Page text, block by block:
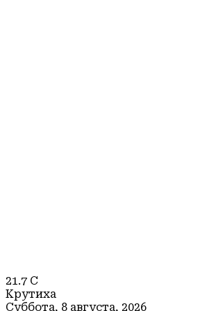
21.7 C
Крутиха
Суббота, 8 августа, 2026